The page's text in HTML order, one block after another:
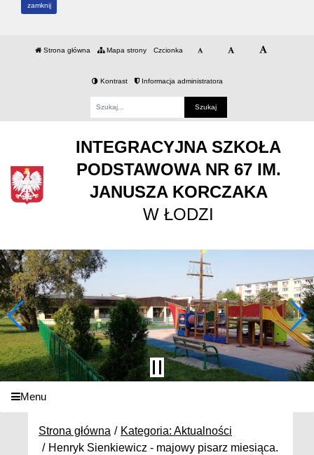
zamknij
Strona główna Mapa strony Czcionka
Kontrast Informacja administratora
INTEGRACYJNA SZKOŁA
PODSTAWOWA NR 67 IM.
JANUSZA KORCZAKA
W ŁODZI
Menu
Strona główna
Kategoria: Aktualności
Henryk Sienkiewicz - majowy pisarz miesiąca.